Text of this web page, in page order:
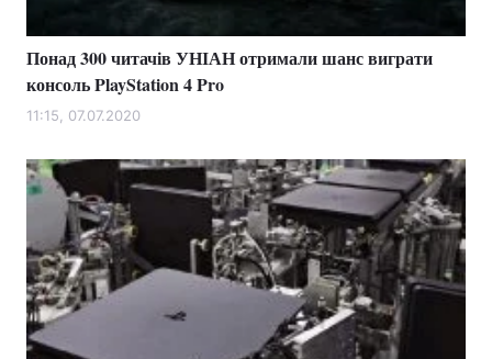
Понад 300 читачів УНІАН отримали шанс виграти
консоль PlayStation 4 Pro
11:15, 07.07.2020